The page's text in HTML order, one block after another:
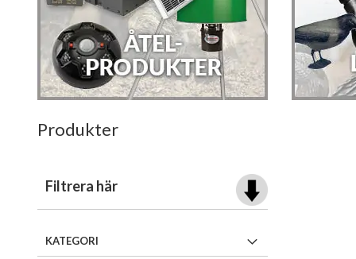
Produkter
Filtrera här
KATEGORI